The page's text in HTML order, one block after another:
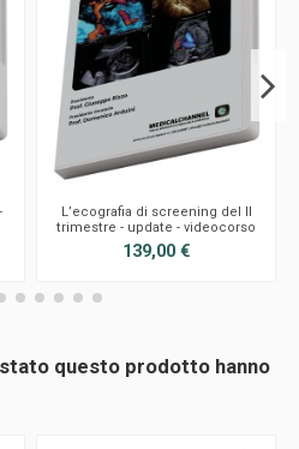
L’ecografia di screening del II
trimestre - update - videocorso
139,00 €
questo prodotto hanno